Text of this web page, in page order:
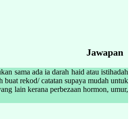
Jawapan
sama ada ia darah haid atau istihadah
rekod/ catatan supaya mudah untuk
lain kerana perbezaan hormon, umur,